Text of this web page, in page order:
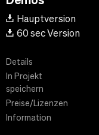
Hauptversion
60 sec Version
Details
In Projekt
speichern
Preise/Lizenzen
Information